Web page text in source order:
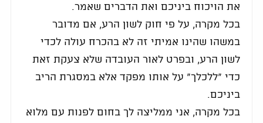
את הויכוח ביניכם ואת הדברים שאמר.
בכל מקרה, על פי חוק לשון הרע, אם מדובר
במשהו שהינו אמיתי זה לא בהכרח עולה לכדי
לשון הרע, ובפרט לאור העובדה שלא צעקת זאת
כדי "ללכלך" על אותו מפקד אלא במסגרת הריב
ביניכם.
בכל מקרה, אני ממליצה לך בחום לפנות עם מלוא